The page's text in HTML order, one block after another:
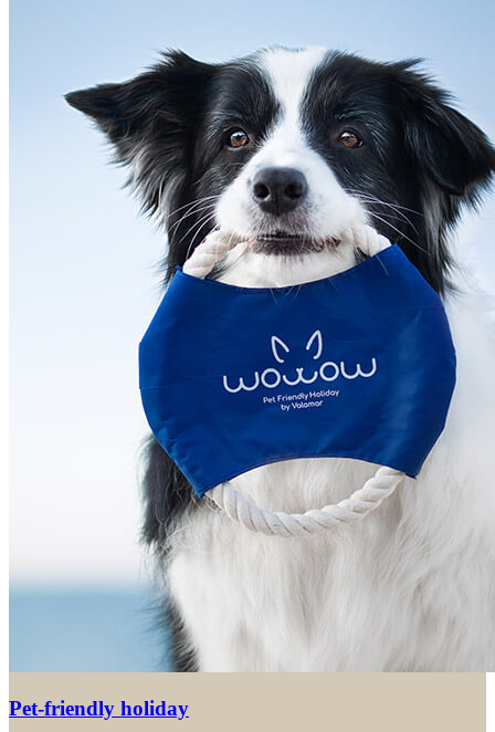
Pet-friendly holiday